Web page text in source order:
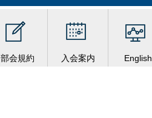
部会規約 入会案内 English